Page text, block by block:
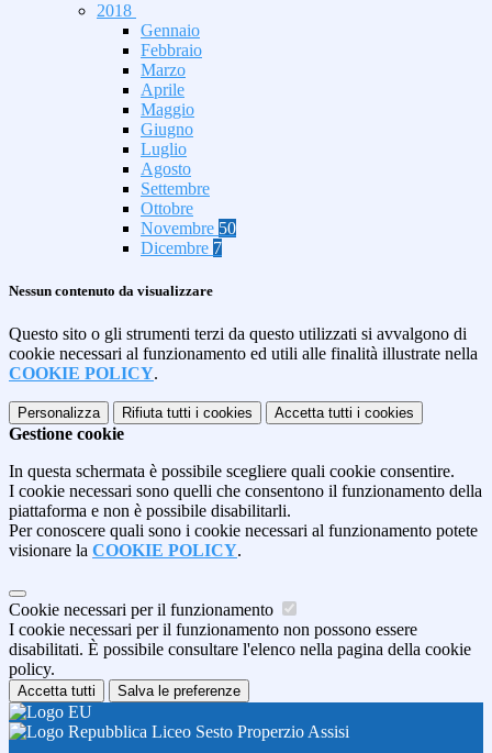
2018
Gennaio
Febbraio
Marzo
Aprile
Maggio
Giugno
Luglio
Agosto
Settembre
Ottobre
Novembre 50
Dicembre 7
Nessun contenuto da visualizzare
Questo sito o gli strumenti terzi da questo utilizzati si avvalgono di
cookie necessari al funzionamento ed utili alle finalità illustrate nella
COOKIE POLICY.
Personalizza Rifiuta tutti i cookies Accetta tutti i cookies
Gestione cookie
In questa schermata è possibile scegliere quali cookie consentire.
I cookie necessari sono quelli che consentono il funzionamento della
piattaforma e non è possibile disabilitarli.
Per conoscere quali sono i cookie necessari al funzionamento potete
visionare la COOKIE POLICY.
Cookie necessari per il funzionamento
I cookie necessari per il funzionamento non possono essere
disabilitati. È possibile consultare l'elenco nella pagina della cookie
policy.
Accetta tutti Salva le preferenze
Liceo Sesto Properzio Assisi